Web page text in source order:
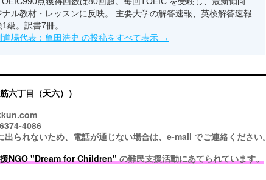
ナル教材・レッスンに反映。 主要大学の解答速報、英検解答速報
級。訳書7冊。
道場代表：亀田浩史 の投稿をすべて表示 →
六丁目（天六））
4086
れないため、電話が通じない場合は、e-mail でご連絡ください。
NGO "Dream for Children"の難民支援活動にあてられています。